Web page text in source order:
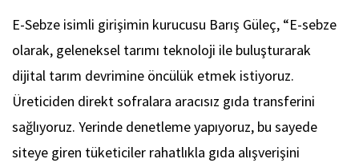
E-Sebze isimli girişimin kurucusu Barış Güleç, “E-sebze
olarak, geleneksel tarımı teknoloji ile buluşturarak
dijital tarım devrimine öncülük etmek istiyoruz.
Üreticiden direkt sofralara aracısız gıda transferini
sağlıyoruz. Yerinde denetleme yapıyoruz, bu sayede
siteye giren tüketiciler rahatlıkla gıda alışverişini